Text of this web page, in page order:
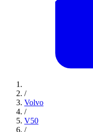
/
Volvo
/
V50
/